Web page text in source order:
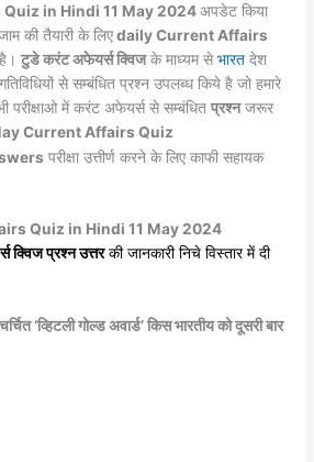
s
s
e
n
g
p
y
Li
n
k
ar
e
in Hindi 11 May 2024अपडेट किया
की तैयारी के लिएdaily Current Affairs
है।टुडे करंट अफेयर्स क्विजके माध्यम सेभारत देश
से सम्बंधित प्रश्न उपलब्ध किये है जो हमारे
परीक्षाओ में करंटअफेयर्ससे सम्बंधितप्रश्नजरूर
Current Affairs Quiz
परीक्षा उत्तीर्ण करने के लिए काफी सहायक
Quiz in Hindi 11 May 2024
क्विज प्रश्न उत्तरकी जानकारी निचे विस्तार में दी
‘व्हिटली गोल्ड अवार्ड’ किस भारतीय को दूसरी बार